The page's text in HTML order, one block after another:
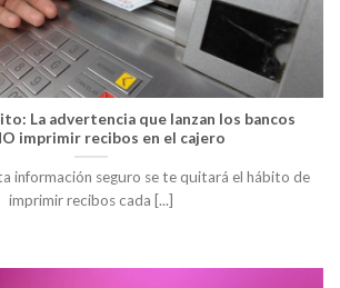
La advertencia que lanzan los bancos
imprimir recibos en el cajero
información seguro se te quitará el hábito de
imprimir recibos cada [...]